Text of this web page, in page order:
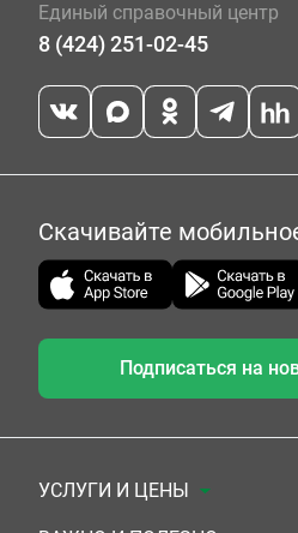
Единый справочный центр
8 (424) 251-02-45
Скачивайте
Подписаться на
УСЛУГИ И ЦЕНЫ